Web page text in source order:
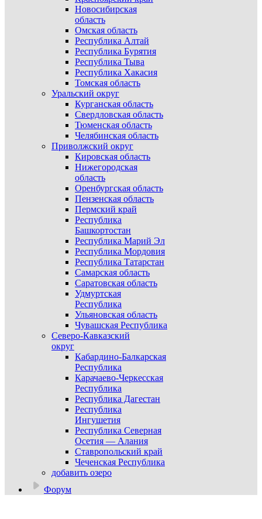
Новосибирская
область
Омская область
Республика Алтай
Республика Бурятия
Республика Тыва
Республика Хакасия
Томская область
Уральский округ
Курганская область
Свердловская область
Тюменская область
Челябинская область
Приволжский округ
Кировская область
Нижегородская
область
Оренбургская область
Пензенская область
Пермский край
Республика
Башкортостан
Республика Марий Эл
Республика Мордовия
Республика Татарстан
Самарская область
Саратовская область
Удмуртская
Республика
Ульяновская область
Чувашская Республика
Северо-Кавказский
округ
Кабардино-Балкарская
Республика
Карачаево-Черкесская
Республика
Республика Дагестан
Республика
Ингушетия
Республика Северная
Осетия — Алания
Ставропольский край
Чеченская Республика
добавить озеро
Форум